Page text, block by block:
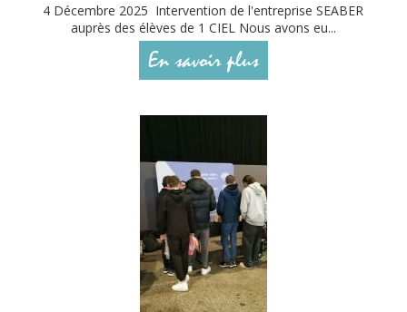
4 Décembre 2025 Intervention de l'entreprise SEABER
auprès des élèves de 1 CIEL Nous avons eu...
En savoir plus